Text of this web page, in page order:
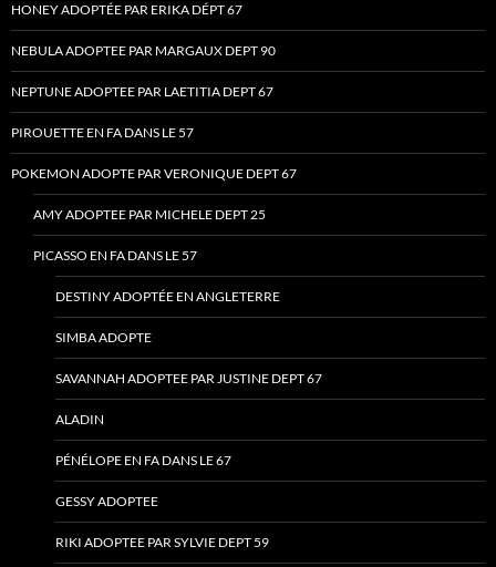
HONEY ADOPTÉE PAR ERIKA DÉPT 67
NEBULA ADOPTEE PAR MARGAUX DEPT 90
NEPTUNE ADOPTEE PAR LAETITIA DEPT 67
PIROUETTE EN FA DANS LE 57
POKEMON ADOPTE PAR VERONIQUE DEPT 67
AMY ADOPTEE PAR MICHELE DEPT 25
PICASSO EN FA DANS LE 57
DESTINY ADOPTÉE EN ANGLETERRE
SIMBA ADOPTE
SAVANNAH ADOPTEE PAR JUSTINE DEPT 67
ALADIN
PÉNÉLOPE EN FA DANS LE 67
GESSY ADOPTEE
RIKI ADOPTEE PAR SYLVIE DEPT 59